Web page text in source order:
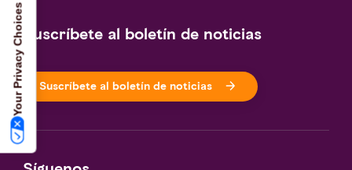
Suscríbete al boletín de noticias
Suscríbete al boletín de noticias
Your Privacy Choices